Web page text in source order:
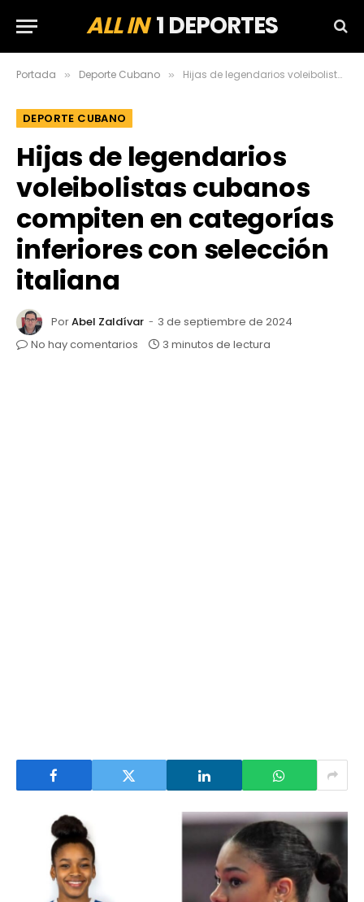
ALL IN1 DEPORTES
Portada » Deporte Cubano » Hijas de legendarios voleibolistas cubanos compiten en categorías inferiores con selección italiana
DEPORTE CUBANO
Hijas de legendarios
voleibolistas cubanos
compiten en categorías
inferiores con selección
italiana
PorAbel Zaldívar
3 de septiembre de 2024
No hay comentarios
3 minutos de lectura